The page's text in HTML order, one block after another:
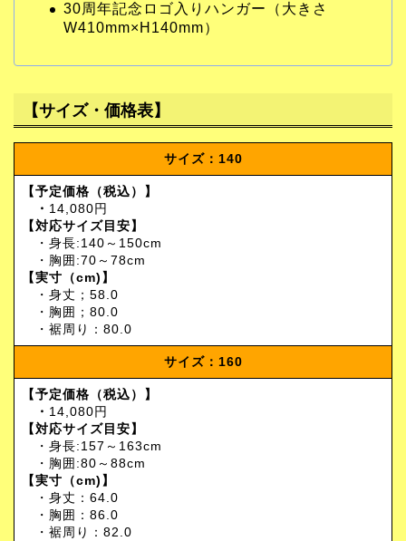
30周年記念ロゴ入りハンガー（大きさ
W410mm×H140mm）
【サイズ・価格表】
サイズ：140
【予定価格（税込）】
・ 14,080円
【対応サイズ目安】
・身長:140～150cm
・胸囲:70～78cm
【実寸（cm)】
・身丈；58.0
・胸囲；80.0
・裾周り：80.0
サイズ：160
【予定価格（税込）】
・ 14,080円
【対応サイズ目安】
・身長:157～163cm
・胸囲:80～88cm
【実寸（cm)】
・身丈：64.0
・胸囲：86.0
・裾周り：82.0